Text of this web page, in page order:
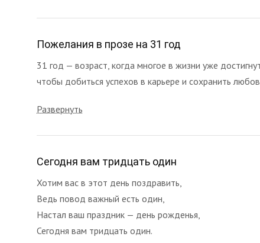
Пожелания в прозе на 31 год
31 год — возраст, когда многое в жизни уже
чтобы добиться успехов в карьере и сохранить
Развернуть
Сегодня вам тридцать один
Хотим вас в этот день поздравить,
Ведь повод важный есть один,
Настал ваш праздник — день рожденья,
Сегодня вам тридцать один.